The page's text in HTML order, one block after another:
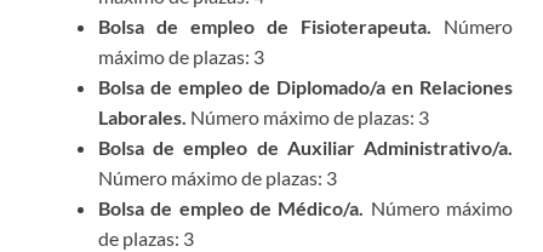
Bolsa de empleo de Fisioterapeuta. Número
máximo de plazas: 3
Bolsa de empleo de Diplomado/a en Relaciones
Laborales. Número máximo de plazas: 3
Bolsa de empleo de Auxiliar Administrativo/a.
Número máximo de plazas: 3
Bolsa de empleo de Médico/a. Número máximo
de plazas: 3